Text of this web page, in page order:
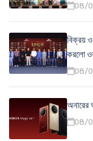
08/
বিক্রয় ও
করলো
08/
অনারের
08/